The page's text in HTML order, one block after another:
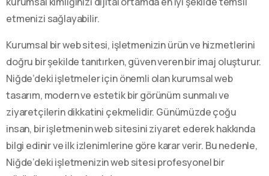
etmenizi sağlayabilir.
Kurumsal bir web sitesi, işletmenizin ürün ve hizmetlerini
doğru bir şekilde tanıtırken, güven veren bir imaj oluşturur.
Niğde’deki işletmeler için önemli olan kurumsal web
tasarım, modern ve estetik bir görünüm sunmalı ve
ziyaretçilerin dikkatini çekmelidir. Günümüzde çoğu
insan, bir işletmenin web sitesini ziyaret ederek hakkında
bilgi edinir ve ilk izlenimlerine göre karar verir. Bu nedenle,
Niğde’deki işletmenizin web sitesi profesyonel bir